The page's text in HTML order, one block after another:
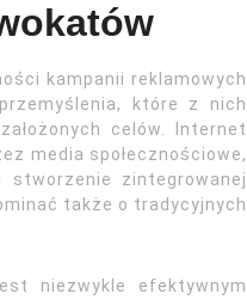
kampanii reklamowych
które z nich
celów. Internet
media społecznościowe,
zintegrowanej
także o tradycyjnych
niezwykle efektywnym